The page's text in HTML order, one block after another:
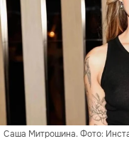
Саша Митрошина. Фото: